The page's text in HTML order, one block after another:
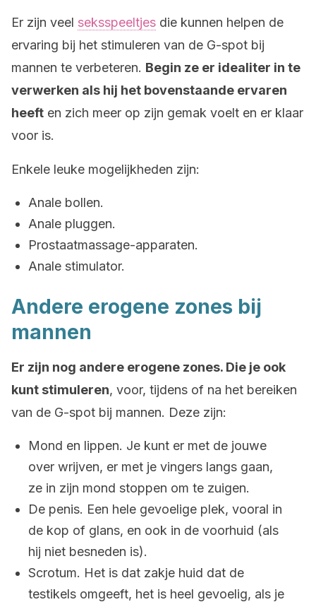
Er zijn veel seksspeeltjes die kunnen helpen de
ervaring bij het stimuleren van de G-spot bij
mannen te verbeteren. Begin ze er idealiter in te
verwerken als hij het bovenstaande ervaren
heeft en zich meer op zijn gemak voelt en er klaar
voor is.
Enkele leuke mogelijkheden zijn:
Anale bollen.
Anale pluggen.
Prostaatmassage-apparaten.
Anale stimulator.
Andere erogene zones bij
mannen
Er zijn nog andere erogene zones. Die je ook
kunt stimuleren, voor, tijdens of na het bereiken
van de G-spot bij mannen. Deze zijn:
Mond en lippen. Je kunt er met de jouwe
over wrijven, er met je vingers langs gaan,
ze in zijn mond stoppen om te zuigen.
De penis. Een hele gevoelige plek, vooral in
de kop of glans, en ook in de voorhuid (als
hij niet besneden is).
Scrotum. Het is dat zakje huid dat de
testikels omgeeft, het is heel gevoelig, als je